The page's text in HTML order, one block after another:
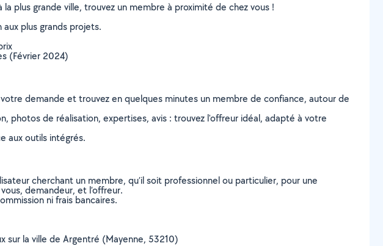
plus grande ville, trouvez un membre à proximité de chez vous !
plus grands projets.
(Février 2024)
demande et trouvez en quelques minutes un membre de confiance, autour de
photos de réalisation, expertises, avis : trouvez l'offreur idéal, adapté à votre
aux outils intégrés.
cherchant un membre, qu’il soit professionnel ou particulier, pour une
demandeur, et l’offreur.
ni frais bancaires.
sur la ville de Argentré (Mayenne, 53210)